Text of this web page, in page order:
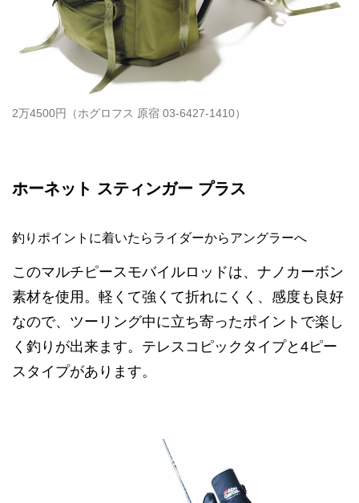
2万4500円（ホグロフス 原宿 03-6427-1410）
ホーネット スティンガー プラス
釣りポイントに着いたらライダーからアングラーへ
このマルチピースモバイルロッドは、ナノカーボン
素材を使用。軽くて強くて折れにくく、感度も良好
なので、ツーリング中に立ち寄ったポイントで楽し
く釣りが出来ます。テレスコピックタイプと4ピー
スタイプがあります。